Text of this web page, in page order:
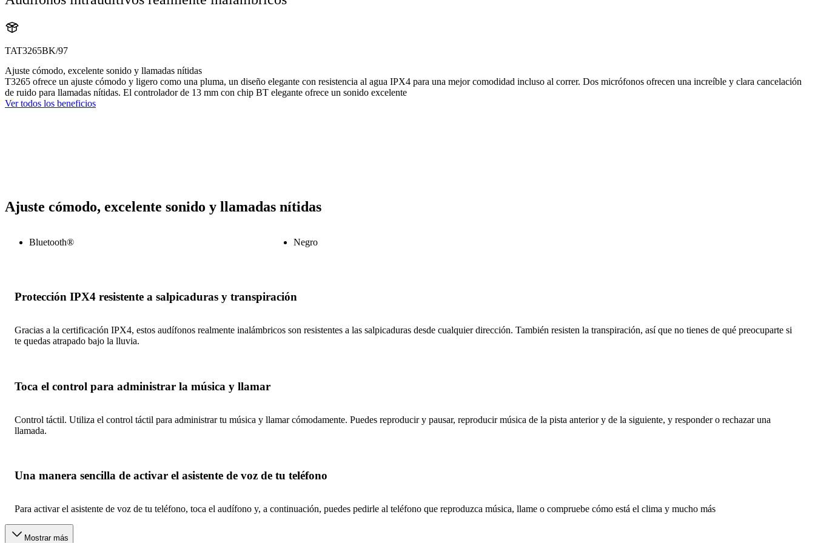
TAT3265BK/97
Ajuste cómodo, excelente sonido y llamadas nítidas
T3265 ofrece un ajuste cómodo y ligero como una pluma, un diseño elegante con resistencia al agua IPX4 para una mejor comodidad incluso al correr. Dos micrófonos ofrecen una increíble y clara cancelación
de ruido para llamadas nítidas. El controlador de 13 mm con chip BT elegante ofrece un sonido excelente
Ver todos los beneficios
Ajuste cómodo, excelente sonido y llamadas nítidas
Bluetooth® Negro
Protección IPX4 resistente a salpicaduras y transpiración
Gracias a la certificación IPX4, estos audífonos realmente inalámbricos son resistentes a las salpicaduras desde cualquier dirección. También resisten la transpiración, así que no tienes de qué preocuparte si
te quedas atrapado bajo la lluvia.
Toca el control para administrar la música y llamar
Control táctil. Utiliza el control táctil para administrar tu música y llamar cómodamente. Puedes reproducir y pausar, reproducir música de la pista anterior y de la siguiente, y responder o rechazar una
llamada.
Una manera sencilla de activar el asistente de voz de tu teléfono
Para activar el asistente de voz de tu teléfono, toca el audífono y, a continuación, puedes pedirle al teléfono que reproduzca música, llame o compruebe cómo está el clima y mucho más
Mostrar más